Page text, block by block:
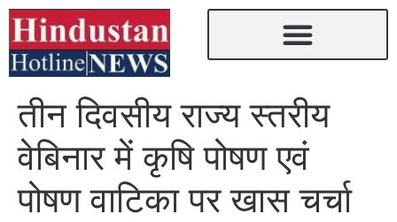
तीन दिवसीय राज्य स्तरीय
वेबिनार में कृषि पोषण एवं
पोषण वाटिका पर खास चर्चा